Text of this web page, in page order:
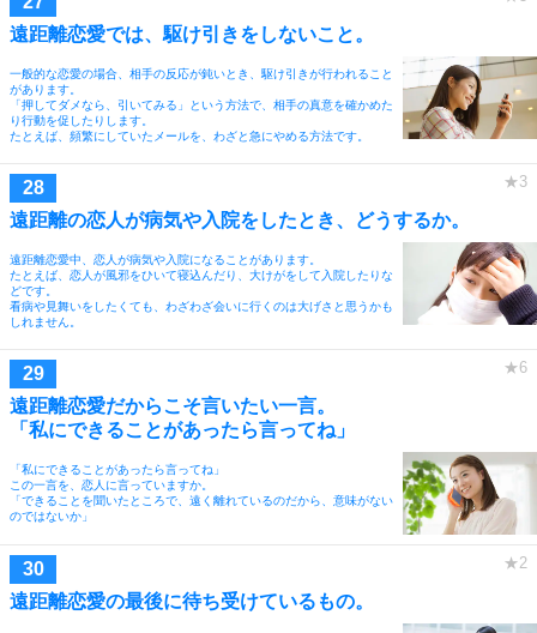
遠距離恋愛では、駆け引きをしないこと。
一般的な恋愛の場合、相手の反応が鈍いとき、駆け引きが行われること
があります。
「押してダメなら、引いてみる」という方法で、相手の真意を確かめた
り行動を促したりします。
たとえば、頻繁にしていたメールを、わざと急にやめる方法です。
遠距離の恋人が病気や入院をしたとき、どうするか。
遠距離恋愛中、恋人が病気や入院になることがあります。
たとえば、恋人が風邪をひいて寝込んだり、大けがをして入院したりな
どです。
看病や見舞いをしたくても、わざわざ会いに行くのは大げさと思うかも
しれません。
遠距離恋愛だからこそ言いたい一言。
「私にできることがあったら言ってね」
「私にできることがあったら言ってね」
この一言を、恋人に言っていますか。
「できることを聞いたところで、遠く離れているのだから、意味がない
のではないか」
遠距離恋愛の最後に待ち受けているもの。